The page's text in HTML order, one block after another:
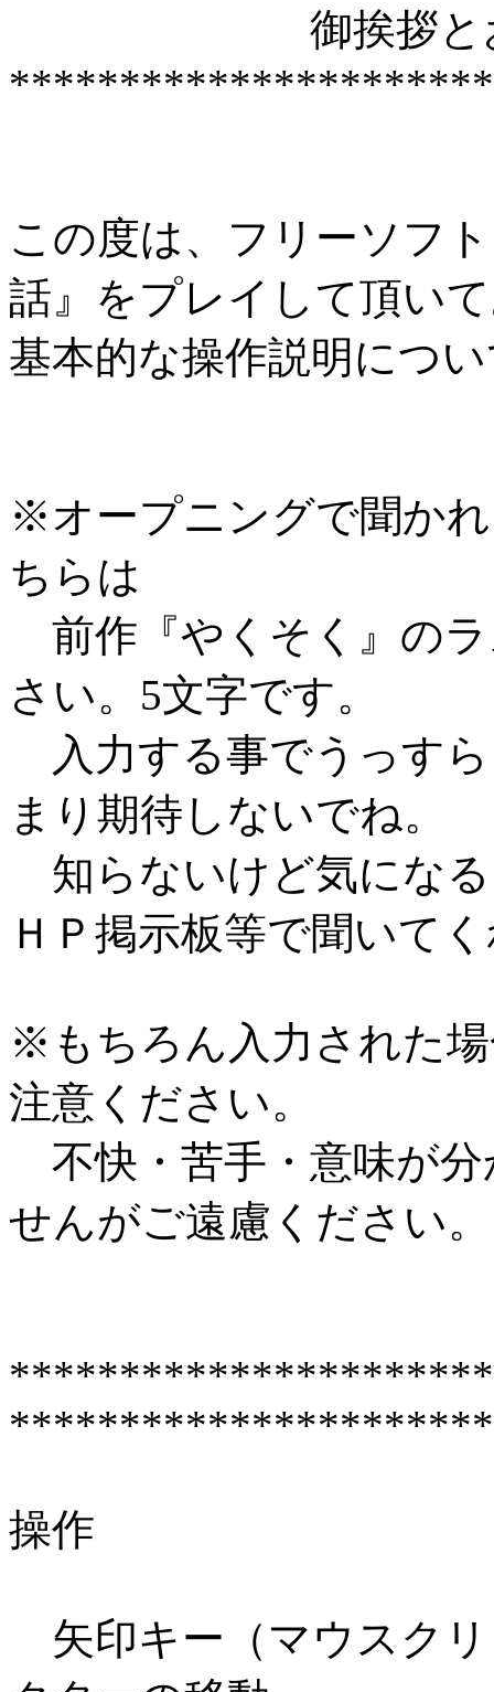
御挨拶とお
この度は、フリーソフ
話』をプレイして頂い
基本的な操作説明につ
※オープニングで聞か
ちらは
前作『やくそく』の
さい。5文字です。
入力する事でうっす
まり期待しないでね。
知らないけど気にな
ＨＰ掲示板等で聞いて
※もちろん入力された
注意ください。
不快・苦手・意味が
せんがご遠慮ください。
操作
矢印キー（マウ